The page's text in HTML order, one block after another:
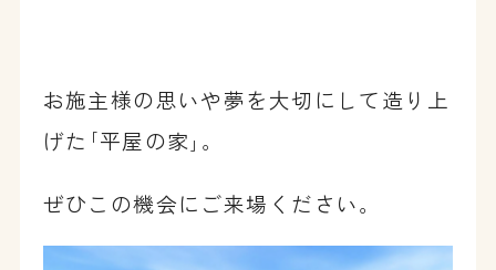
お施主様の思いや夢を大切にして造り上
げた｢平屋の家｣。
ぜひこの機会にご来場ください。